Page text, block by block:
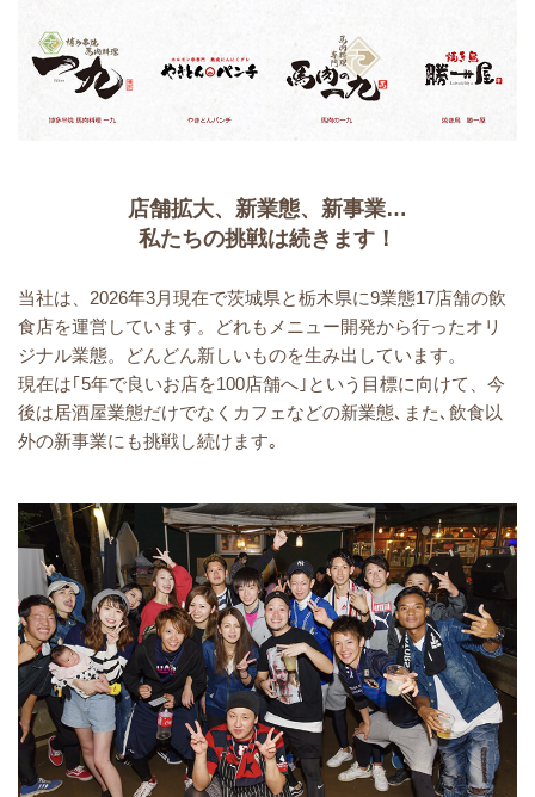
店舗拡大、新業態、新事業…
私たちの挑戦は続きます！
当社は、2026年3月現在で茨城県と栃木県に9業態17店舗の飲
食店を運営しています。どれもメニュー開発から行ったオリ
ジナル業態。どんどん新しいものを生み出しています。
現在は｢5年で良いお店を100店舗へ｣という目標に向けて、今
後は居酒屋業態だけでなくカフェなどの新業態､また､飲食以
外の新事業にも挑戦し続けます｡